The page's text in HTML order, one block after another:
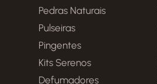
Pedras Naturais
Pulseiras
Pingentes
Kits Serenos
Defumadores